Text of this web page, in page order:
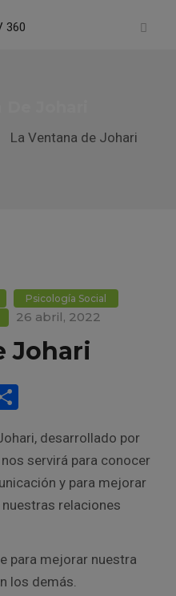
La Ventana de Johari
Psicología Social
26 abril, 2022
Johari
m
p
ar
desarrollado por
nos servirá para conocer
y para mejorar
relaciones
para mejorar nuestra
los demás.